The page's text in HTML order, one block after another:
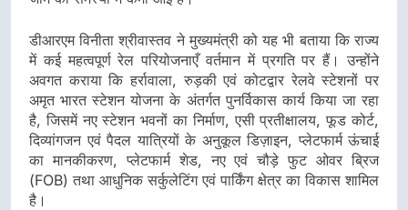
डीआरएम विनीता श्रीवास्तव ने मुख्यमंत्री को यह भी बताया कि राज्य
में कई महत्वपूर्ण रेल परियोजनाएँ वर्तमान में प्रगति पर हैं। उन्होंने
अवगत कराया कि हर्रावाला, रुड़की एवं कोटद्वार रेलवे स्टेशनों पर
अमृत भारत स्टेशन योजना के अंतर्गत पुनर्विकास कार्य किया जा रहा
है, जिसमें नए स्टेशन भवनों का निर्माण, एसी प्रतीक्षालय, फूड कोर्ट,
दिव्यांगजन एवं पैदल यात्रियों के अनुकूल डिज़ाइन, प्लेटफार्म ऊंचाई
का मानकीकरण, प्लेटफार्म शेड, नए एवं चौड़े फुट ओवर ब्रिज
(FOB) तथा आधुनिक सर्कुलेटिंग एवं पार्किंग क्षेत्र का विकास शामिल
है।